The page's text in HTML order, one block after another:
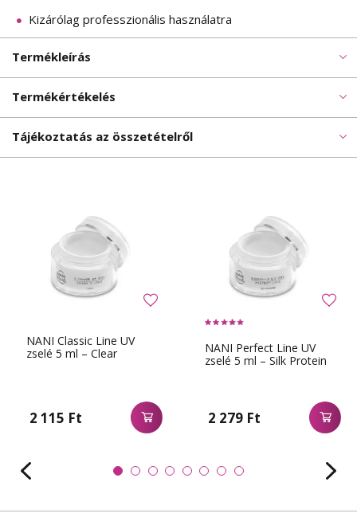
Kizárólag professzionális használatra
Termékleírás
Termékértékelés
Tájékoztatás az összetételről
NANI Classic Line UV
zselé 5 ml – Clear
2 115 Ft
NANI Perfect Line UV
zselé 5 ml – Silk Protein
2 279 Ft